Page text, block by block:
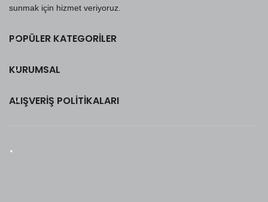
sunmak için hizmet veriyoruz.
POPÜLER KATEGORILER
KURUMSAL
ALIŞVERIŞ POLITIKALARI